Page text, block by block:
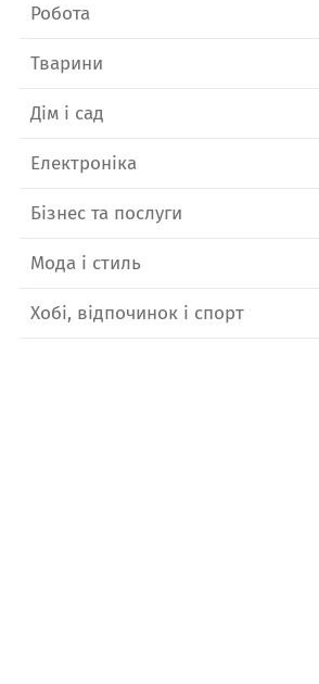
Робота
Тварини
Дім і сад
Електроніка
Бізнес та послуги
Мода і стиль
Хобі, відпочинок і спорт